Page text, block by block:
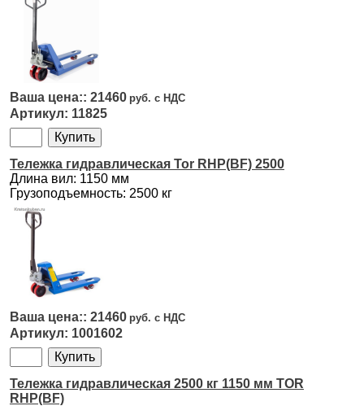
21460
11825
Тележка гидравлическая Tor RHP(BF) 2500
Длина вил: 1150 мм
Грузоподъемность: 2500 кг
21460
1001602
Тележка гидравлическая 2500 кг 1150 мм TOR
RHP(BF)